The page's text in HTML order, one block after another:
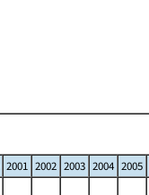
2001 2002 2003 2004 2005